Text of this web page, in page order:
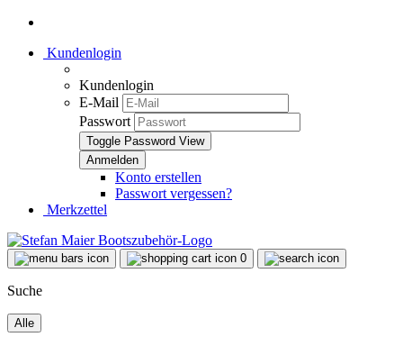
Kundenlogin
Kundenlogin
E-Mail
Passwort
Toggle Password View
Konto erstellen
Passwort vergessen?
Merkzettel
0
Suche
Alle